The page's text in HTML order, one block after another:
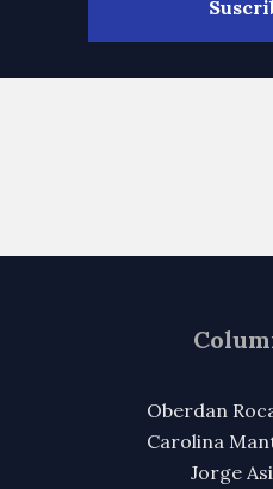
Oberdan
Carolina
Jorge